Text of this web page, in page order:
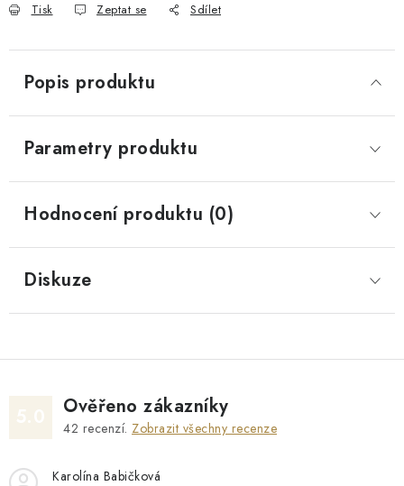
Tisk Zeptat se Sdílet
Popis produktu
Parametry produktu
Hodnocení produktu (0)
Diskuze
Ověřeno zákazníky
42 recenzí. Zobrazit všechny recenze
Karolína Babičková